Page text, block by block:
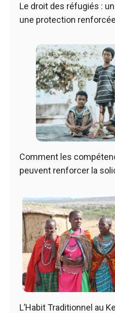
Le droit des réfugiés :
une protection renforcée
Comment les
peuvent renforcer la
L’Habit Traditionnel au